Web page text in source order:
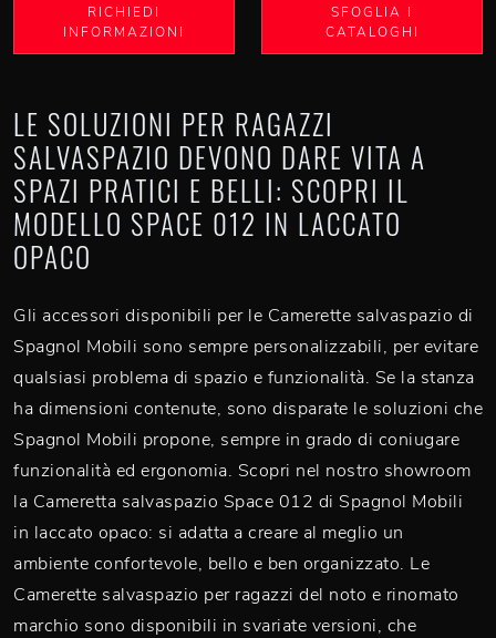
RICHIEDI
INFORMAZIONI
SFOGLIA I
CATALOGHI
LE SOLUZIONI PER RAGAZZI
SALVASPAZIO DEVONO DARE VITA A
SPAZI PRATICI E BELLI: SCOPRI IL
MODELLO SPACE 012 IN LACCATO
OPACO
Gli accessori disponibili per le Camerette salvaspazio di
Spagnol Mobili sono sempre personalizzabili, per evitare
qualsiasi problema di spazio e funzionalità. Se la stanza
ha dimensioni contenute, sono disparate le soluzioni che
Spagnol Mobili propone, sempre in grado di coniugare
funzionalità ed ergonomia. Scopri nel nostro showroom
la Cameretta salvaspazio Space 012 di Spagnol Mobili
in laccato opaco: si adatta a creare al meglio un
ambiente confortevole, bello e ben organizzato. Le
Camerette salvaspazio per ragazzi del noto e rinomato
marchio sono disponibili in svariate versioni, che